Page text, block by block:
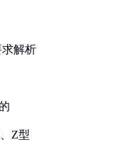
求解析
Z型